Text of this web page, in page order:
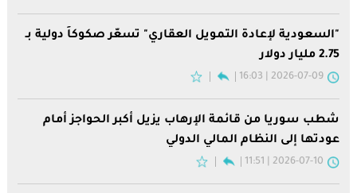
"السعودية لإعادة التمويل العقاري" تسعّر صكوكاً دولية بـ
2.75 مليار دولار
2026-07-09 | 16:03
شطب سوريا من قائمة الإرهاب يزيل أكبر الحواجز أمام
عودتها إلى النظام المالي الدولي
2026-07-10 | 11:51